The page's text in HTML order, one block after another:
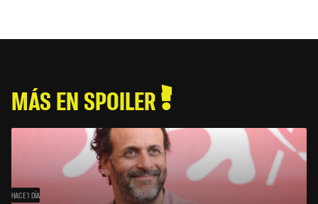
MÁS EN SPOILER
HACE 1 DÍA